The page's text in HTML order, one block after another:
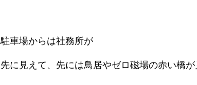
駐車場からは社務所が
先に見えて、先には鳥居やゼロ磁場の赤い橋が